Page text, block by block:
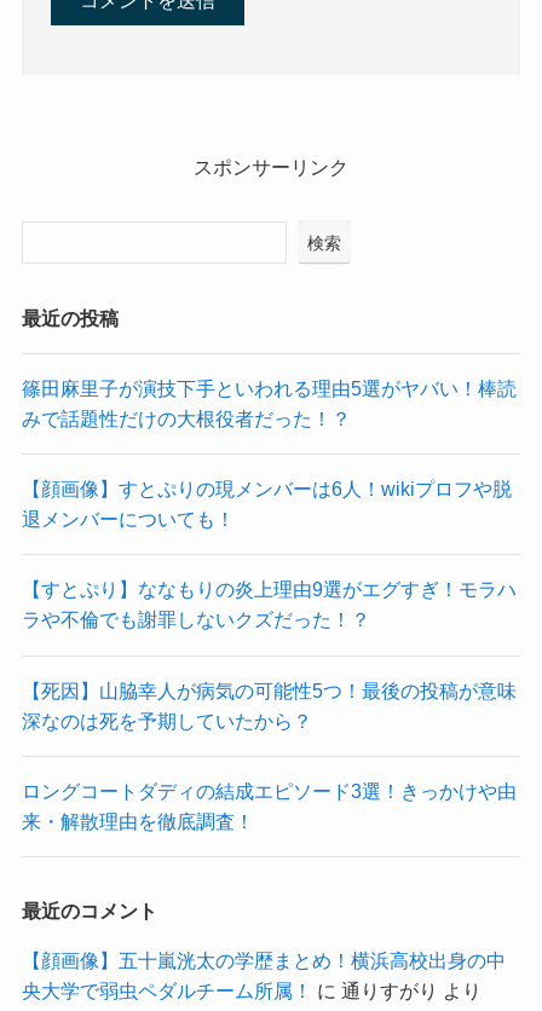
スポンサーリンク
検索
最近の投稿
篠田麻里子が演技下手といわれる理由5選がヤバい！棒読
みで話題性だけの大根役者だった！？
【顔画像】すとぷりの現メンバーは6人！wikiプロフや脱
退メンバーについても！
【すとぷり】ななもりの炎上理由9選がエグすぎ！モラハ
ラや不倫でも謝罪しないクズだった！？
【死因】山脇幸人が病気の可能性5つ！最後の投稿が意味
深なのは死を予期していたから？
ロングコートダディの結成エピソード3選！きっかけや由
来・解散理由を徹底調査！
最近のコメント
【顔画像】五十嵐洸太の学歴まとめ！横浜高校出身の中
央大学で弱虫ペダルチーム所属！
に 通りすがり より